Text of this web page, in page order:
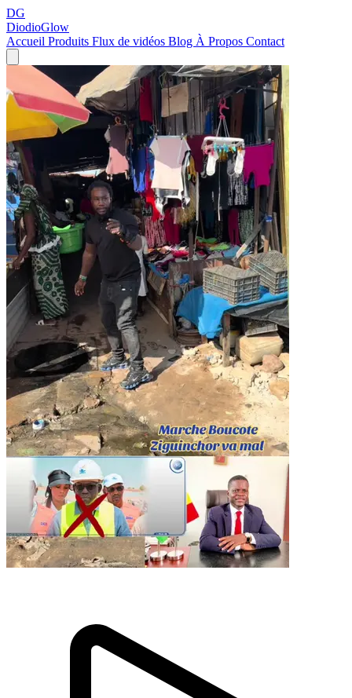
DG
DiodioGlow
Accueil Produits Flux de vidéos Blog À Propos Contact